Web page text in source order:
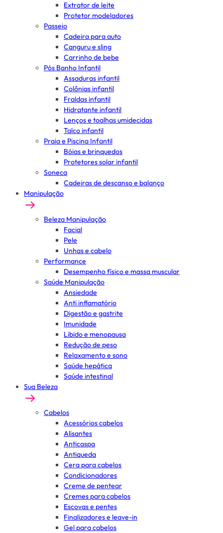
Extrator de leite
Protetor modeladores
Passeio
Cadeira para auto
Canguru e sling
Carrinho de bebe
Pós Banho Infantil
Assaduras infantil
Colônias infantil
Fraldas infantil
Hidratante infantil
Lenços e toalhas umidecidas
Talco infantil
Praia e Piscina Infantil
Bóias e brinquedos
Protetores solar infantil
Soneca
Cadeiras de descanso e balanço
Manipulação
Beleza Manipulação
Facial
Pele
Unhas e cabelo
Performance
Desempenho físico e massa muscular
Saúde Manipulação
Ansiedade
Anti inflamatório
Digestão e gastrite
Imunidade
Libido e menopausa
Redução de peso
Relaxamento e sono
Saúde hepática
Saúde intestinal
Sua Beleza
Cabelos
Acessórios cabelos
Alisantes
Anticaspa
Antiqueda
Cera para cabelos
Condicionadores
Creme de pentear
Cremes para cabelos
Escovas e pentes
Finalizadores e leave-in
Gel para cabelos